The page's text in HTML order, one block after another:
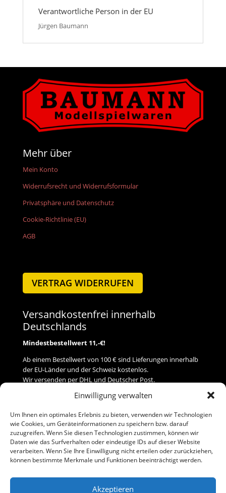
Einwilligung verwalten
Um Ihnen ein optimales Erlebnis zu bieten, verwenden wir Technologien
wie Cookies, um Geräteinformationen zu speichern bzw. darauf
zuzugreifen. Wenn Sie diesen Technologien zustimmen, können wir
Daten wie das Surfverhalten oder eindeutige IDs auf dieser Website
verarbeiten. Wenn Sie Ihre Einwilligung nicht erteilen oder zurückziehen,
können bestimmte Merkmale und Funktionen beeinträchtigt werden.
Akzeptieren
Verantwortliche Person in der EU
Jürgen Baumann
Mehr über
Mein Konto
Widerrufsrecht und Widerrufsformular
Privatsphäre und Datenschutz
Cookie-Richtlinie (EU)
AGB
VERTRAG WIDERRUFEN
Versandkostenfrei innerhalb
Deutschlands
Mindestbestellwert 11,-€!
Ab einem Bestellwert von 100 € sind Lieferungen innerhalb
der EU-Länder und der Schweiz kostenlos.
Wir versenden per DHL und Deutscher Post.
Versand
Zahlung
Baumann Modellspielwaren